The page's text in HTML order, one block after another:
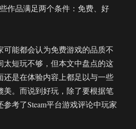
作品满足两个条件：免费、好
可能都会认为免费游戏的品质不
太短玩不够，但本文中盘点的这
还是在体验内容上都足以与一些
美。而说到好玩，除了要根据笔
考了Steam平台游戏评论中玩家